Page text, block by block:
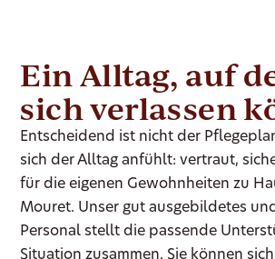
Ein Alltag, auf
sich verlassen
Entscheidend ist nicht der
sich der Alltag anfühlt: vertraut,
für die eigenen Gewohnheiten zu
Mouret. Unser gut ausgebildetes
Personal stellt die passende
Situation zusammen. Sie können